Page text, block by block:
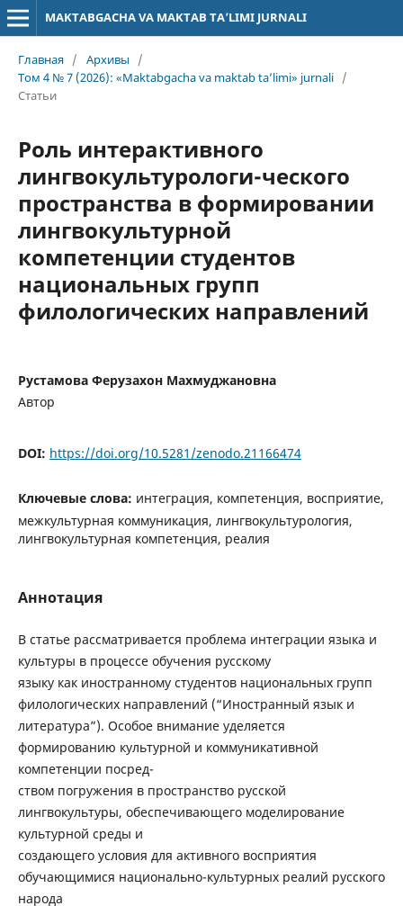
MAKTABGACHA VA MAKTAB TA’LIMI JURNALI
Главная / Архивы
/
Том 4 № 7 (2026): «Maktabgacha va maktab ta’limi» jurnali /
Статьи
Роль интерактивного
лингвокультурологи-ческого
пространства в формировании
лингвокультурной
компетенции студентов
национальных групп
филологических направлений
Рустамова Ферузахон Махмуджановна
Автор
DOI: https://doi.org/10.5281/zenodo.21166474
Ключевые слова: интеграция, компетенция, восприятие,
межкультурная коммуникация, лингвокультурология,
лингвокультурная компетенция, реалия
Аннотация
В статье рассматривается проблема интеграции языка и
культуры в процессе обучения русскому
языку как иностранному студентов национальных групп
филологических направлений (“Иностранный язык и
литература”). Особое внимание уделяется
формированию культурной и коммуникативной
компетенции посред-
ством погружения в пространство русской
лингвокультуры, обеспечивающего моделирование
культурной среды и
создающего условия для активного восприятия
обучающимися национально-культурных реалий русского
народа